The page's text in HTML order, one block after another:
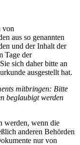
von
aus so genannten
und der Inhalt der
Tage der
sich daher bitte an
ausgestellt hat.
mitbringen: Bitte
beglaubigt werden
werden, wenn die
anderen Behörden
nur von